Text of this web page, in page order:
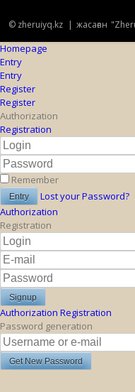
© zheruiyq.kz | жасаған
Homepage
Entry
Entry
Register
Register
Authorization
Registration
Remember
Lost your Password?
Authorization
Registration
Authorization Registration
Password generation